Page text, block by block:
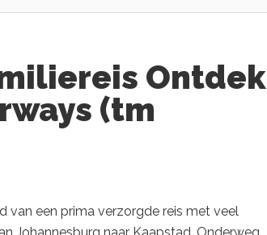
Ontdek
(tm
van een prima verzorgde reis met veel